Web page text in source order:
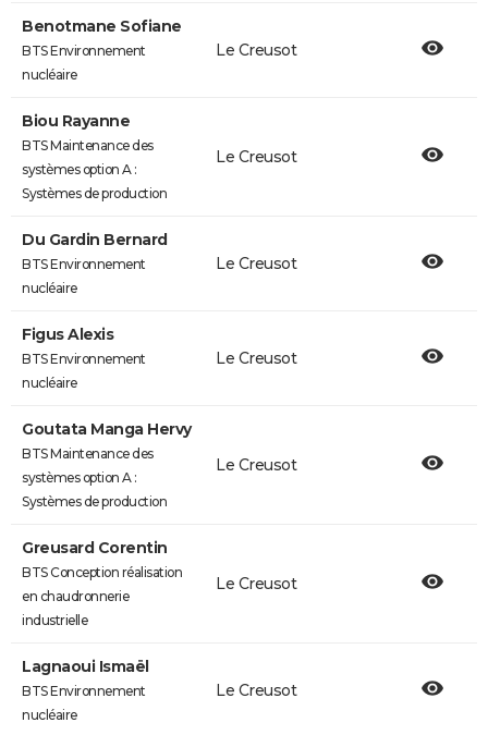
Benotmane Sofiane
BTS Environnement
nucléaire
Le Creusot
Biou Rayanne
BTS Maintenance des
systèmes option A :
Systèmes de production
Le Creusot
Du Gardin Bernard
BTS Environnement
nucléaire
Le Creusot
Figus Alexis
BTS Environnement
nucléaire
Le Creusot
Goutata Manga Hervy
BTS Maintenance des
systèmes option A :
Systèmes de production
Le Creusot
Greusard Corentin
BTS Conception réalisation
en chaudronnerie
industrielle
Le Creusot
Lagnaoui Ismaël
BTS Environnement
nucléaire
Le Creusot